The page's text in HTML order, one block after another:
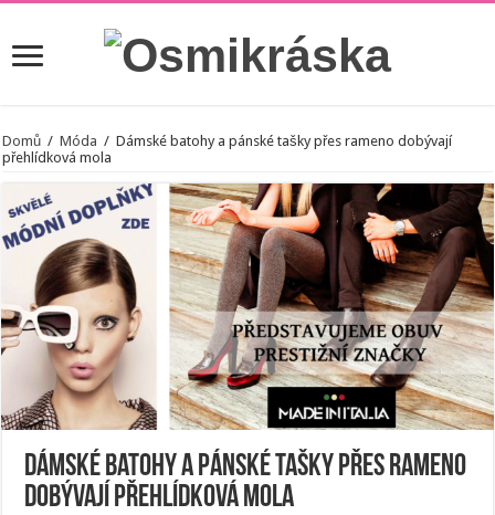
Domů / Móda / Dámské batohy a pánské tašky přes rameno dobývají
přehlídková mola
Dámské batohy a pánské tašky přes rameno
dobývají přehlídková mola